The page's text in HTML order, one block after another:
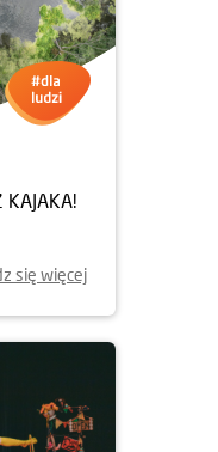
KAJAKA!
się więcej